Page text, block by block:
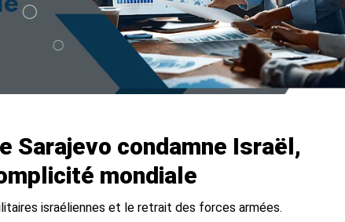
Sarajevo condamne Israël,
mondiale
israéliennes et le retrait des forces armées.